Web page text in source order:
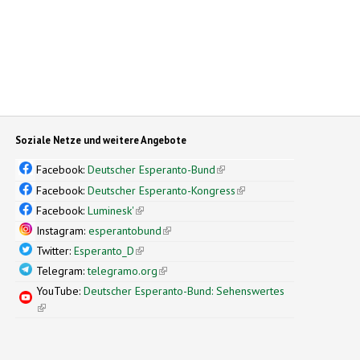
Soziale Netze und weitere Angebote
Facebook:Deutscher Esperanto-Bund(link is external)
Facebook:Deutscher Esperanto-Kongress(link is external)
Facebook:Luminesk'(link is external)
Instagram:esperantobund(link is external)
Twitter:Esperanto_D(link is external)
Telegram:telegramo.org(link is external)
YouTube:Deutscher Esperanto-Bund: Sehenswertes
(link is external)